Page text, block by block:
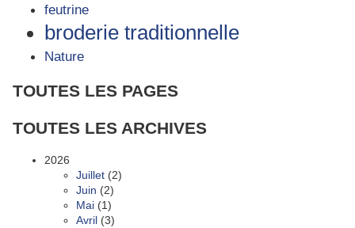
feutrine
broderie traditionnelle
Nature
TOUTES LES PAGES
TOUTES LES ARCHIVES
2026
Juillet (2)
Juin (2)
Mai (1)
Avril (3)